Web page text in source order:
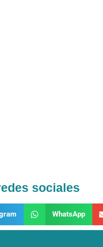
sociales
WhatsApp